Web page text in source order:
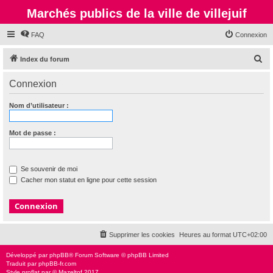
Marchés publics de la ville de villejuif
FAQ Connexion
Index du forum
Connexion
Nom d’utilisateur :
Mot de passe :
Se souvenir de moi
Cacher mon statut en ligne pour cette session
Heures au format UTC+02:00
Supprimer les cookies
Développé parphpBB® Forum Software © phpBB Limited
Traduit parphpBB-fr.com